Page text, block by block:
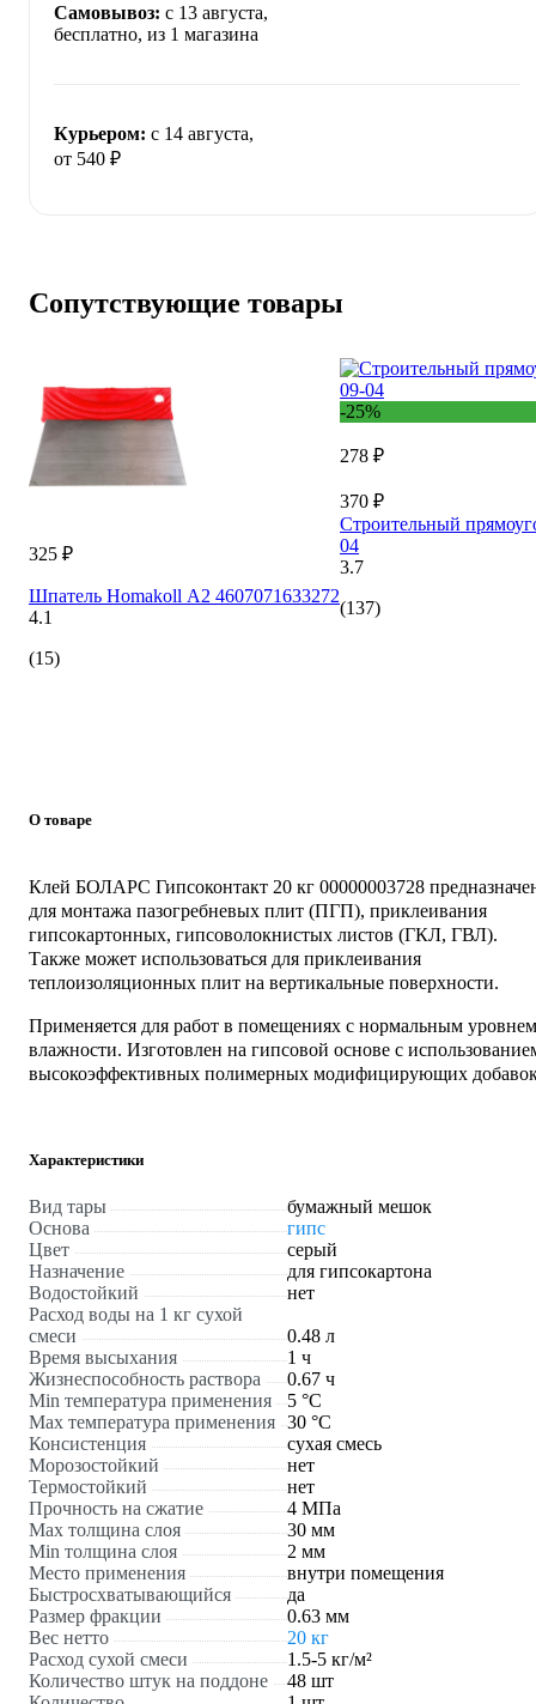
Самовывоз: c 13 августа,
бесплатно, из 1 магазина
Курьером: c 14 августа,
от 540 ₽
Сопутствующие товары
325 ₽
Шпатель Homakoll А2 4607071633272
4.1
(15)
-25%
278 ₽
370 ₽
Строительный
04
3.7
(137)
О товаре
Клей БОЛАРС Гипсоконтакт 20 кг 00000003728
для монтажа пазогребневых плит (ПГП), приклеивания
гипсокартонных, гипсоволокнистых листов (ГКЛ, ГВЛ).
Также может использоваться для приклеивания
теплоизоляционных плит на вертикальные поверхности.
Применяется для работ в помещениях с нормальным уровнем
влажности. Изготовлен на гипсовой основе с
высокоэффективных полимерных модифицирующих
Характеристики
Вид тары
бумажный мешок
Основа
гипс
Цвет
серый
Назначение
для гипсокартона
Водостойкий
нет
Расход воды на 1 кг сухой
смеси
0.48 л
Время высыхания
1 ч
Жизнеспособность раствора
0.67 ч
Min температура применения
5 °С
Max температура применения 30 °С
Консистенция
сухая смесь
Морозостойкий
нет
Термостойкий
нет
Прочность на сжатие
4 МПа
Max толщина слоя
30 мм
Min толщина слоя
2 мм
Место применения
внутри помещения
Быстросхватывающийся
да
Размер фракции
0.63 мм
Вес нетто
20 кг
Расход сухой смеси
1.5-5 кг/м²
Количество штук на поддоне
48 шт